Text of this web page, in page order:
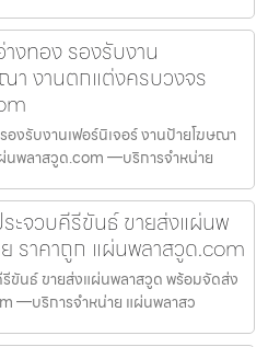
งทอง รองรับงาน
า งานตกแต่งครบวงจร
งรับงานเฟอร์นิเจอร์ งานป้ายโฆษณา
พลาสวูด.com —บริการจำหน่าย
ะจวบคีรีขันธ์ ขายส่งแผ่นพ
ราคาถูก แผ่นพลาสวูด.com
ขันธ์ ขายส่งแผ่นพลาสวูด พร้อมจัดส่ง
—บริการจำหน่าย แผ่นพลาสว